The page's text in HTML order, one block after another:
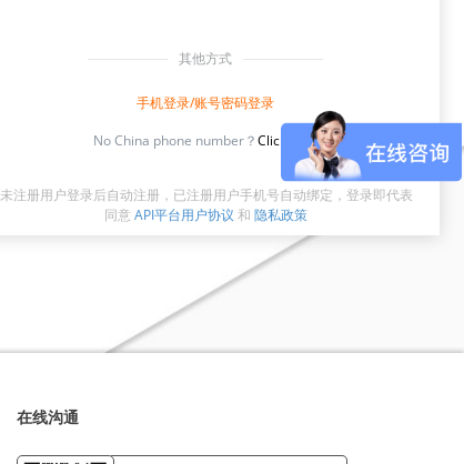
其他方式
手机登录/账号密码登录
No China phone number？Click here
未注册用户登录后自动注册，已注册用户手机号自动绑定，登录即代表
同意 API平台用户协议 和 隐私政策
在线沟通